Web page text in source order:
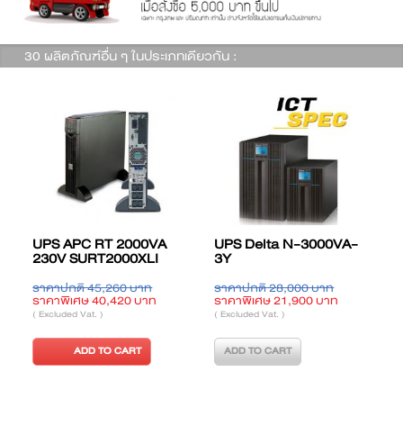
30 ผลิตภัณฑ์อื่น ๆ ในประเภทเดียวกัน :
UPS APC RT 2000VA
230V SURT2000XLI
ราคาปกติ 45,260 บาท
ราคาพิเศษ 40,420 บาท
( Excluded Vat. )
ADD TO CART
UPS Delta N-3000VA-
3Y
ราคาปกติ 28,000 บาท
ราคาพิเศษ 21,900 บาท
( Excluded Vat. )
ADD TO CART